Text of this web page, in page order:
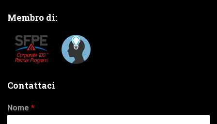
Membro di:
Contattaci
Nome *